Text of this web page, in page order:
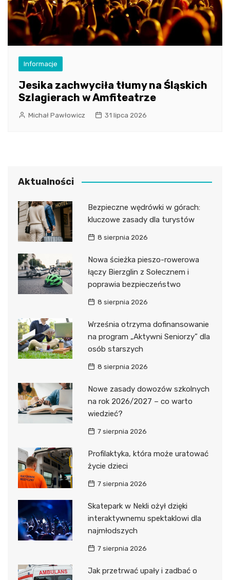
Informacje
Jesika zachwyciła tłumy na Śląskich
Szlagierach w Amfiteatrze
Michał Pawłowicz 31 lipca 2026
Aktualności
Bezpieczne wędrówki w górach:
kluczowe zasady dla turystów
8 sierpnia 2026
Nowa ścieżka pieszo-rowerowa
łączy Bierzglin z Sołecznem i
poprawia bezpieczeństwo
8 sierpnia 2026
Września otrzyma dofinansowanie
na program „Aktywni Seniorzy” dla
osób starszych
8 sierpnia 2026
Nowe zasady dowozów szkolnych
na rok 2026/2027 – co warto
wiedzieć?
7 sierpnia 2026
Profilaktyka, która może uratować
życie dzieci
7 sierpnia 2026
Skatepark w Nekli ożył dzięki
interaktywnemu spektaklowi dla
najmłodszych
7 sierpnia 2026
Jak przetrwać upały i zadbać o